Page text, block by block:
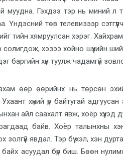
муудна. Гэхдээ тэр нь миний л
төв телевизээр
тийн хямруулсан хэрэг.
хэзээ хойно шүүхийн
баргийн хүн туулж чадамгүй
шахам өөр өөрийнх нь төрсөн
Ухаант хүний үр байтугай
айл саахалт явж, хоёр
байв. Хоёр талынхны
золгүй явдал. Тэр бүү хэл, хэн
байх асуудал бүр биш. Бөөн